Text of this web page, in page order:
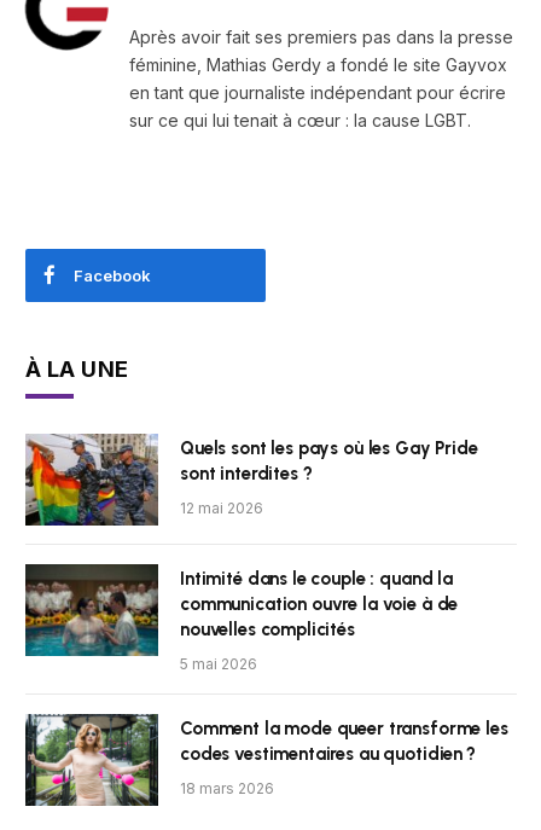
Après avoir fait ses premiers pas dans la presse
féminine, Mathias Gerdy a fondé le site Gayvox
en tant que journaliste indépendant pour écrire
sur ce qui lui tenait à cœur : la cause LGBT.
Facebook
À LA UNE
Quels sont les pays où les Gay Pride
sont interdites ?
12 mai 2026
Intimité dans le couple : quand la
communication ouvre la voie à de
nouvelles complicités
5 mai 2026
Comment la mode queer transforme les
codes vestimentaires au quotidien ?
18 mars 2026